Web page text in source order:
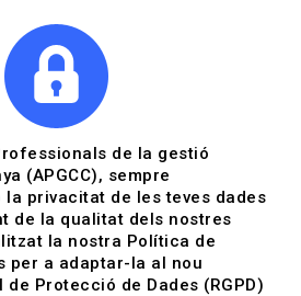
de la gestió
(APGCC), sempre
la privacitat de les teves dades
de la qualitat dels nostres
la nostra Política de
per a adaptar-la al nou
de Protecció de Dades (RGPD)